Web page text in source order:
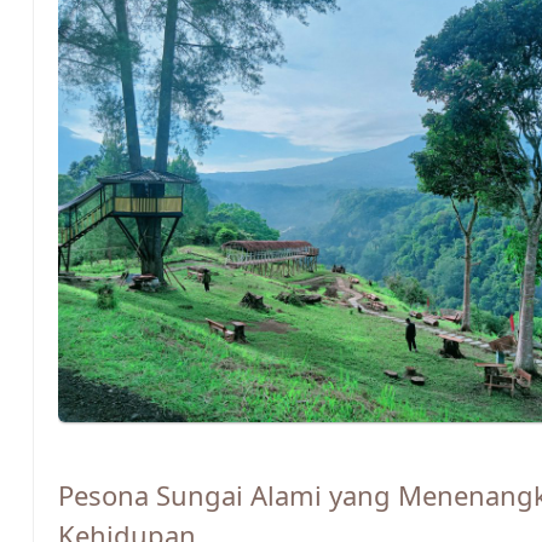
Pesona Sungai Alami yang
Kehidupan